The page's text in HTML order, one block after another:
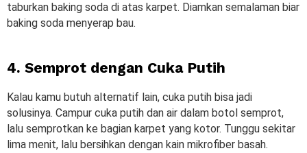
taburkan baking soda di atas karpet. Diamkan semalaman biar
baking soda menyerap bau.
4. Semprot dengan Cuka Putih
Kalau kamu butuh alternatif lain, cuka putih bisa jadi
solusinya. Campur cuka putih dan air dalam botol semprot,
lalu semprotkan ke bagian karpet yang kotor. Tunggu sekitar
lima menit, lalu bersihkan dengan kain mikrofiber basah.